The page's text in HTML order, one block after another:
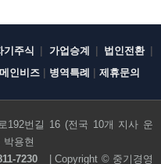
전화문의하기
기주식 | 가업승계 | 법인전환|
메인비즈 | 병역특례 | 제휴문의
192번길 16 (전국 10개 지사 운
박용현
7230 | Copyright © 중기경영